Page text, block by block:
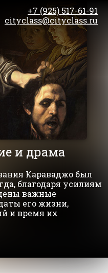
+7 (925) 517-61-91
cityclass@cityclass.ru
и драма
Караваджо был
благодаря усилиям
важные
его жизни,
и время их